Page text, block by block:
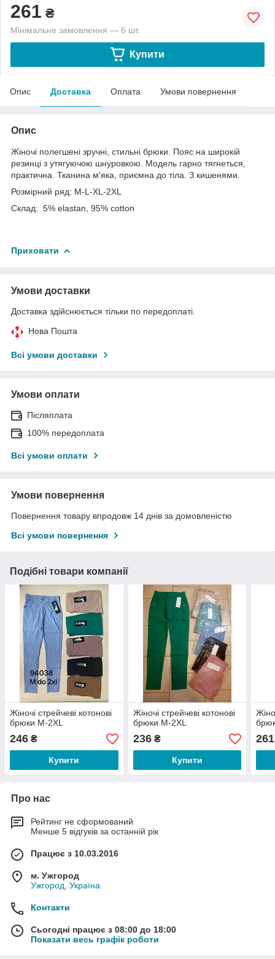
261 ₴
Мінімальне замовлення — 6 шт.
Купити
Опис Доставка Оплата Умови повернення
Опис
Жіночі полегшені зручні, стильні брюки. Пояс на широкій
резинці з утягуючою шнуровкою. Модель гарно тягнеться,
практична. Тканина м'яка, приємна до тіла. З кишенями.
Розмірний ряд: М-L-XL-2XL
Склад: 5% elastan, 95% cotton
Приховати
Умови доставки
Доставка здійснюється тільки по передоплаті.
Нова Пошта
Всі умови доставки
Умови оплати
Післяплата
100% передоплата
Всі умови оплати
Умови повернення
Повернення товару впродовж 14 днів за домовленістю
Всі умови повернення
Подібні товари компанії
Жіночі стрейчеві котонові
брюки М-2XL
246 ₴
Купити
Жіночі стрейчеві котонові
брюки М-2XL
236₴
Купити
261
Про нас
Рейтинг не сформований
Менше 5 відгуків за останній рік
Працює з 10.03.2016
м. Ужгород
Ужгород, Україна
Контакти
Сьогодні працює з 08:00 до 18:00
Показати весь графік роботи